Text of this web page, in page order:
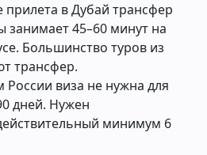
прилета в Дубай трансфер
занимает 45–60 минут на
Большинство туров из
трансфер.
России виза не нужна для
дней. Нужен
минимум 6